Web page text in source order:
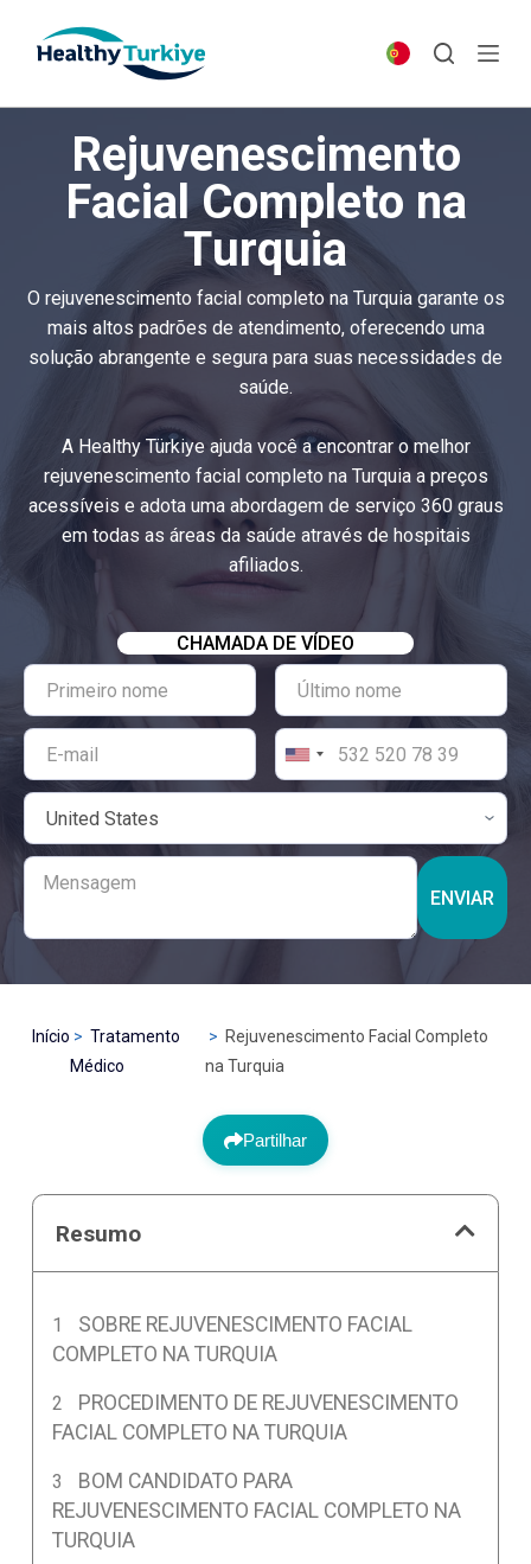
p
t
n
Rejuvenescimento
Facial Completo na
Turquia
O rejuvenescimento facial completo na Turquia garante os
mais altos padrões de atendimento, oferecendo uma
solução abrangente e segura para suas necessidades de
saúde.
A Healthy Türkiye ajuda você a encontrar o melhor
rejuvenescimento facial completo na Turquia a preços
acessíveis e adota uma abordagem de serviço 360 graus
em todas as áreas da saúde através de hospitais
afiliados.
CHAMADA DE VÍDEO
ENVIAR
Início
Tratamento
Médico
Rejuvenescimento Facial Completo
na Turquia
Partilhar
Resumo
SOBRE REJUVENESCIMENTO FACIAL
COMPLETO NA TURQUIA
PROCEDIMENTO DE REJUVENESCIMENTO
FACIAL COMPLETO NA TURQUIA
BOM CANDIDATO PARA
REJUVENESCIMENTO FACIAL COMPLETO NA
TURQUIA